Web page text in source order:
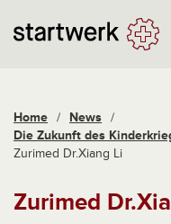
Home / News /
Die Zukunft des
Zurimed Dr.Xiang Li
Zurimed